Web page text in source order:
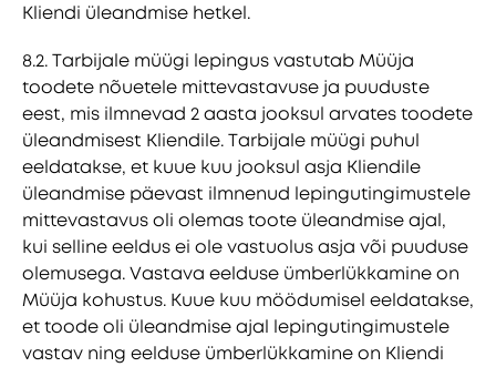
Kliendi üleandmise hetkel.
8.2. Tarbijale müügi lepingus vastutab Müüja
toodete nõuetele mittevastavuse ja puuduste
eest, mis ilmnevad 2 aasta jooksul arvates toodete
üleandmisest Kliendile. Tarbijale müügi puhul
eeldatakse, et kuue kuu jooksul asja Kliendile
üleandmise päevast ilmnenud lepingutingimustele
mittevastavus oli olemas toote üleandmise ajal,
kui selline eeldus ei ole vastuolus asja või puuduse
olemusega. Vastava eelduse ümberlükkamine on
Müüja kohustus. Kuue kuu möödumisel eeldatakse,
et toode oli üleandmise ajal lepingutingimustele
vastav ning eelduse ümberlükkamine on Kliendi